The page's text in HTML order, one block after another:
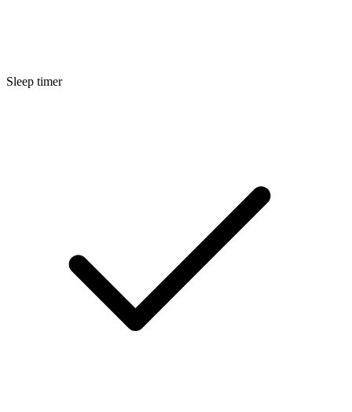
Sleep timer